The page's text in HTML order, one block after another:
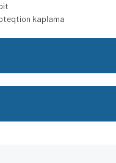
kaplama